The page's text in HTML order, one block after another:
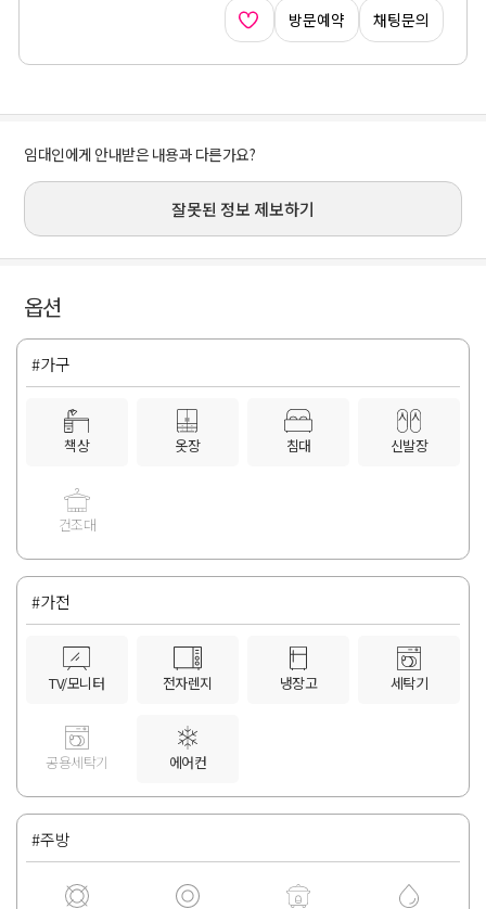
방문예약 채팅문의
임대인에게 안내받은 내용과 다른가요?
잘못된 정보 제보하기
옵션
#가구
책상 옷장 침대 신발장
건조대
#가전
TV/모니터 전자렌지 냉장고 세탁기
공용세탁기 에어컨
#주방